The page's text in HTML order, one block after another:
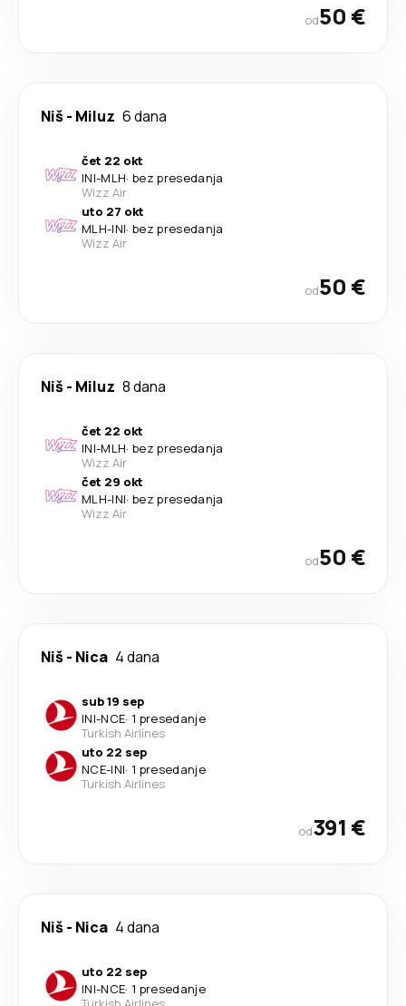
od50 €
Niš - Miluz 6 dana
čet 22 okt
INI-MLH· bez presedanja
Wizz Air
uto 27 okt
MLH-INI· bez presedanja
Wizz Air
od50 €
Niš - Miluz 8 dana
čet 22 okt
INI-MLH· bez presedanja
Wizz Air
čet 29 okt
MLH-INI· bez presedanja
Wizz Air
od50 €
Niš - Nica 4 dana
sub 19 sep
INI-NCE· 1 presedanje
Turkish Airlines
uto 22 sep
NCE-INI· 1 presedanje
Turkish Airlines
od391 €
Niš - Nica 4 dana
uto 22 sep
INI-NCE· 1 presedanje